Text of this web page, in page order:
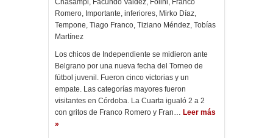
Chasampi, Facundo Valdez, Folini, Franco
Romero, Importante, inferiores, Mirko Díaz,
Tempone, Tiago Franco, Tiziano Méndez, Tobías
Martínez
Los chicos de Independiente se midieron ante
Belgrano por una nueva fecha del Torneo de
fútbol juvenil. Fueron cinco victorias y un
empate. Las categorías mayores fueron
visitantes en Córdoba. La Cuarta igualó 2 a 2
con gritos de Franco Romero y Fran… Leer más
»